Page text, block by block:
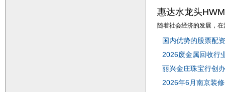
惠达水龙头
随着社会经济的发展，
国内优势的股票配
[国内新闻]
2026废金属回收行
[国内新闻]
丽兴金庄珠宝行创
[国内新闻]
2026年6月南京装